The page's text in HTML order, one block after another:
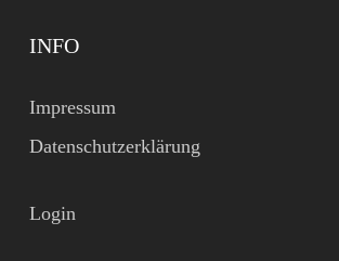
INFO
Impressum
Datenschutzerklärung
Login